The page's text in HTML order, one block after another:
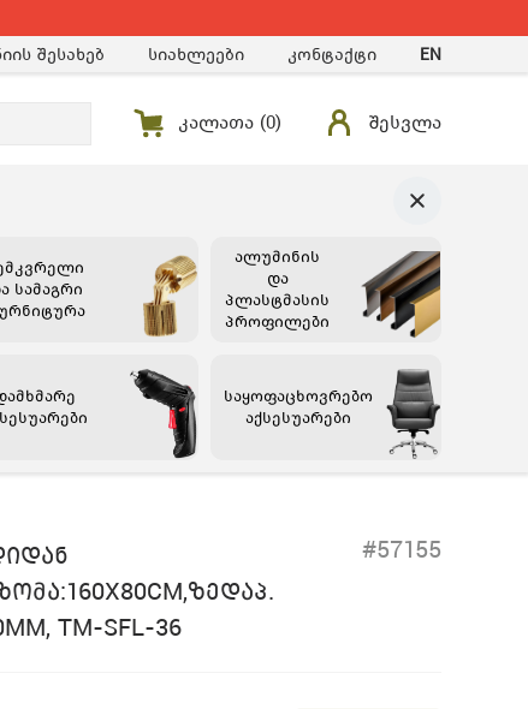
შესახებ სიახლეები კონტაქტი EN
კალათა (0) შესვლა
სამაგრი
ალუმინის
და
პლასტმასის
პროფილები
საყოფაცხოვრებო
აქსესუარები
TM-SFL-36
#57155